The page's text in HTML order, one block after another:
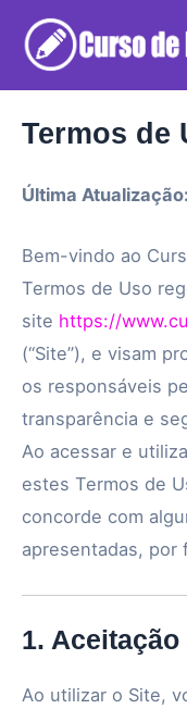
para
Termos de
Última
Bem-vindo ao
Termos de Uso
site https://
(“Site”), e visam
os responsáveis
transparência e
Ao acessar e
estes Termos de
concorde com
apresentadas, por
1.
Ao utilizar o Site,